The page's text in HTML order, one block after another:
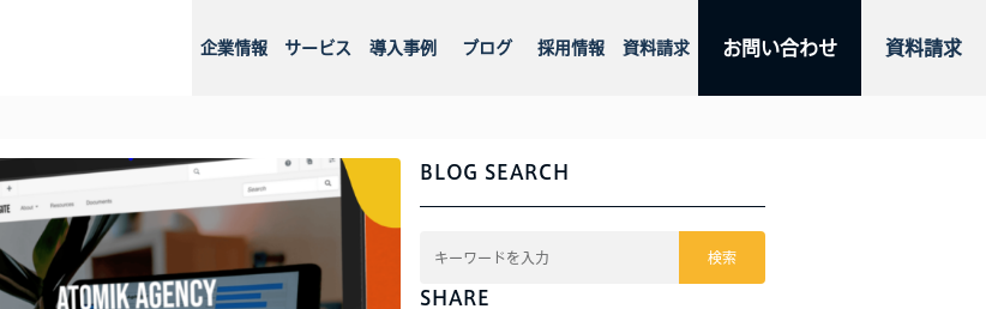
企業情報 サービス 導入事例 ブログ 採用情報 資料請求 お問い合わせ 資料請求
BLOG SEARCH
検索
SHARE